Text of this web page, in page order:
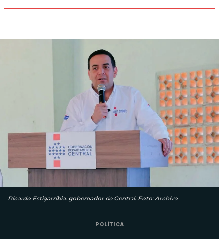
Ricardo Estigarribia, gobernador de Central. Foto: Archivo
POLÍTICA